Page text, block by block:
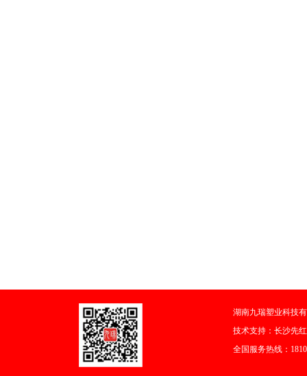
湖南九瑞塑业科技
技术支持： 长沙先
全国服务热线：